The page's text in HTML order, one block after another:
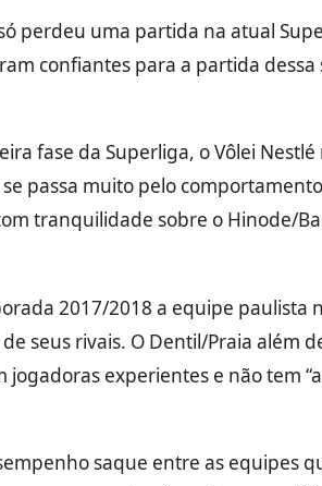
perdeu uma partida na atual
confiantes para a partida dessa
fase da Superliga, o Vôlei
passa muito pelo
tranquilidade sobre o Hinode/
2017/2018 a equipe paulista
seus rivais. O Dentil/Praia além
experientes e não tem
saque entre as equipes